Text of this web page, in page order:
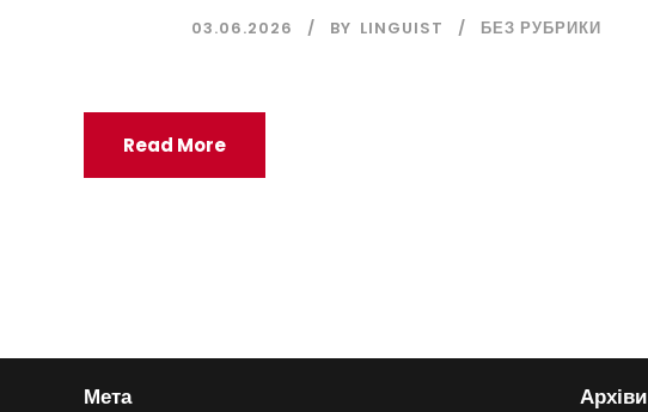
03.06.2026 BY LINGUIST БЕЗ РУБРИКИ
Read More
Мета Архіви